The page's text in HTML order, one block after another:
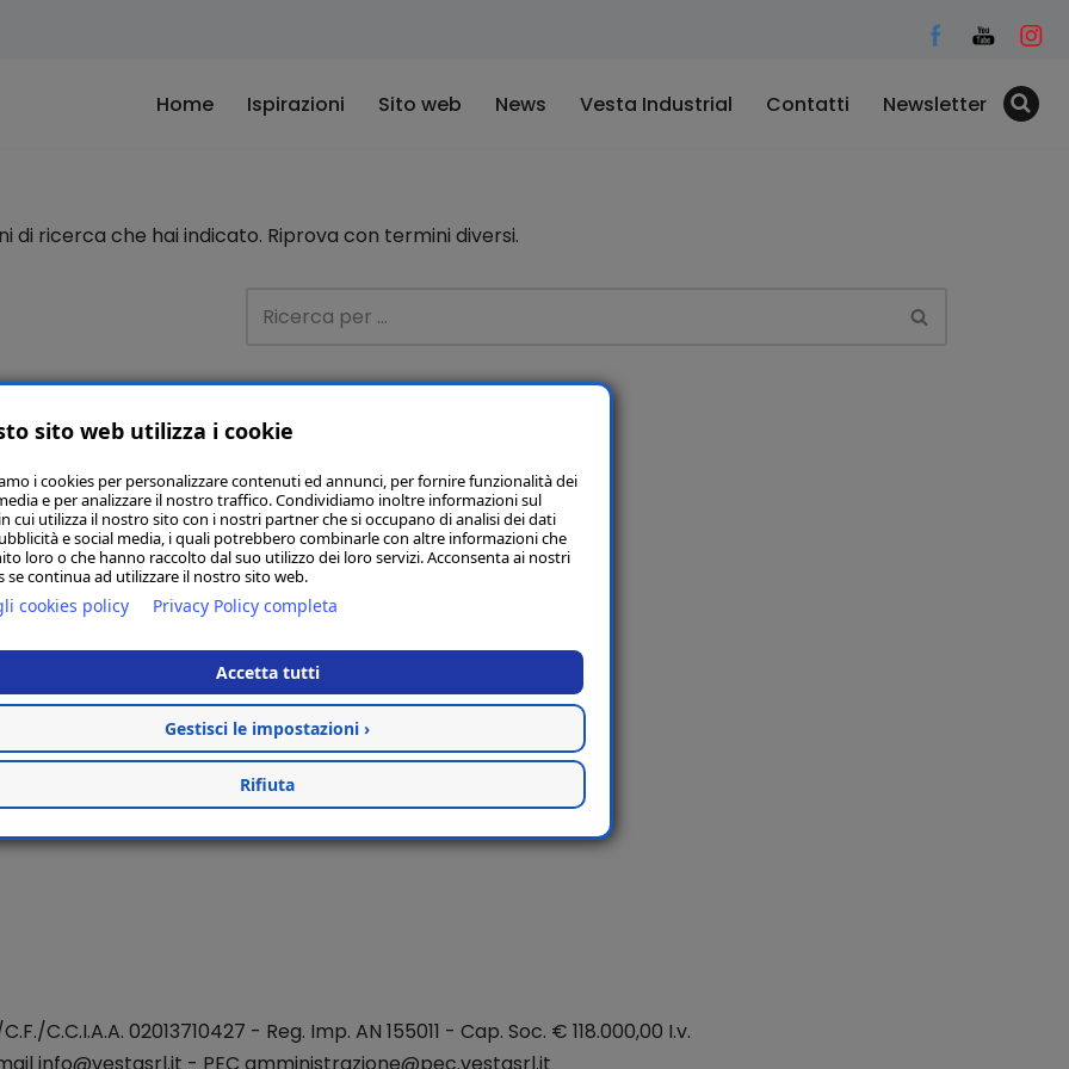
Home Ispirazioni Sito web News Vesta Industrial Contatti Newsletter
di ricerca che hai indicato. Riprova con termini diversi.
C.C.I.A.A. 02013710427 - Reg. Imp. AN 155011 - Cap. Soc. € 118.000,00 I.v.
sito web utilizza i cookie
i cookies per personalizzare contenuti ed annunci, per fornire funzionalità dei
e per analizzare il nostro traffico. Condividiamo inoltre informazioni sul
cui utilizza il nostro sito con i nostri partner che si occupano di analisi dei dati
e social media, i quali potrebbero combinarle con altre informazioni che
loro o che hanno raccolto dal suo utilizzo dei loro servizi. Acconsenta ai nostri
se continua ad utilizzare il nostro sito web.
cookies policy Privacy Policy completa
Accetta tutti
Gestisci le impostazioni ›
Rifiuta